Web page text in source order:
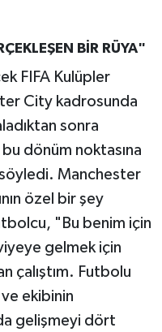
BİR RÜYA"
FIFA Kulüpler
City kadrosunda
sonra
dönüm noktasına
söyledi. Manchester
özel bir şey
"Bu benim için
gelmek için
çalıştım. Futbolu
ekibinin
gelişmeyi dört